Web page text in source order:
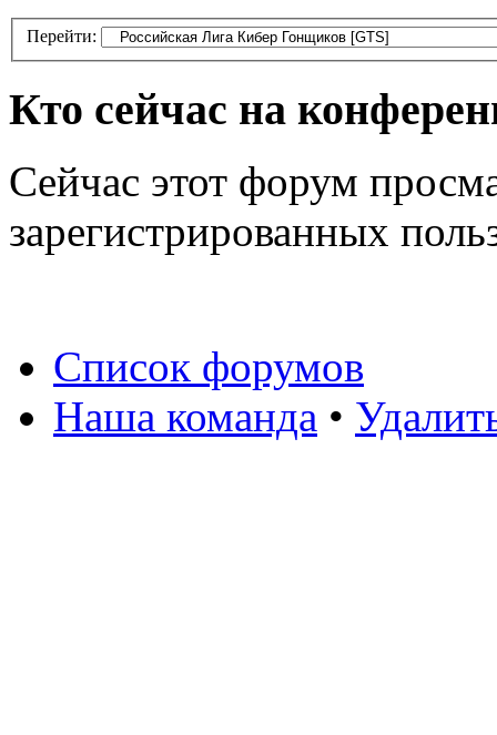
Перейти:
Кто сейчас на
Сейчас этот форум
зарегистрированных
Список форумов
Наша команда •